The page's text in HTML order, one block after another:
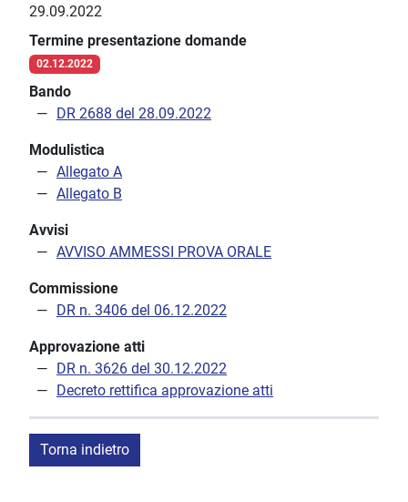
29.09.2022
Termine presentazione domande
02.12.2022
Bando
DR 2688 del 28.09.2022
Modulistica
Allegato A
Allegato B
Avvisi
AVVISO AMMESSI PROVA ORALE
Commissione
DR n. 3406 del 06.12.2022
Approvazione atti
DR n. 3626 del 30.12.2022
Decreto rettifica approvazione atti
Torna indietro